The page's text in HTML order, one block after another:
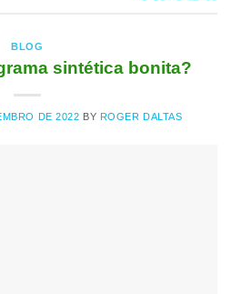
BLOG
sintética bonita?
DE 2022 BY ROGER DALTAS